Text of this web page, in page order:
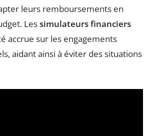
leurs remboursements en
Lessimulateurs financiers
accrue sur les engagements
aidant ainsi à éviter des situations